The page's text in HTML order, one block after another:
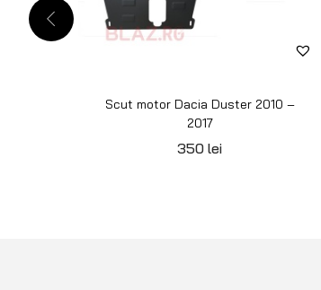
Scut motor Dacia Duster 2010 –
2017
350 lei